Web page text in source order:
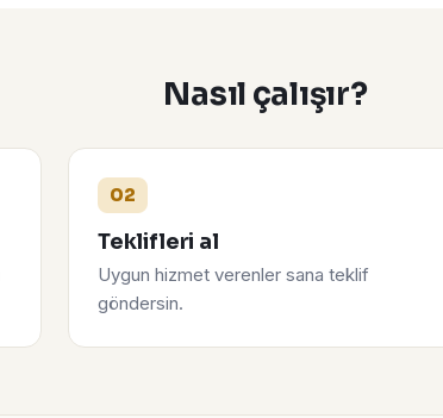
Nasıl çalışır?
02
Teklifleri al
Uygun hizmet verenler sana teklif
göndersin.